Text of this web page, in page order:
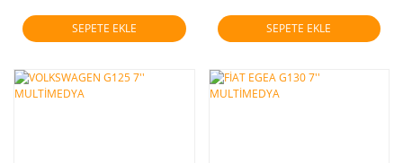
SEPETE EKLE SEPETE EKLE